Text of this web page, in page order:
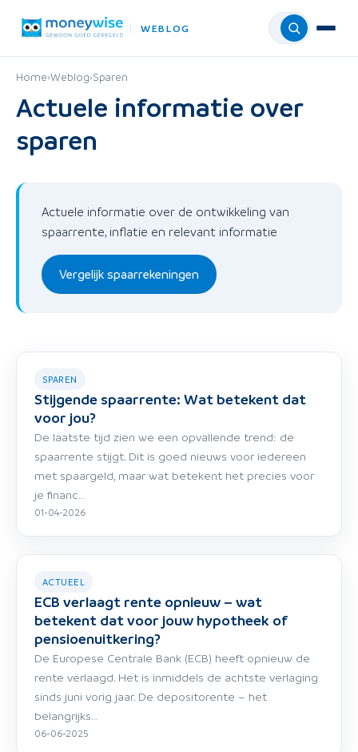
WEBLOG Menu
Home›Weblog›Sparen
Actuele informatie over
sparen
Actuele informatie over de ontwikkeling van
spaarrente, inflatie en relevant informatie
Vergelijk spaarrekeningen
SPAREN
Stijgende spaarrente: Wat betekent dat
voor jou?
De laatste tijd zien we een opvallende trend: de
spaarrente stijgt. Dit is goed nieuws voor iedereen
met spaargeld, maar wat betekent het precies voor
je financ…
01-04-2026
ACTUEEL
ECB verlaagt rente opnieuw – wat
betekent dat voor jouw hypotheek of
pensioenuitkering?
De Europese Centrale Bank (ECB) heeft opnieuw de
rente verlaagd. Het is inmiddels de achtste verlaging
sinds juni vorig jaar. De depositorente – het
belangrijks…
06-06-2025